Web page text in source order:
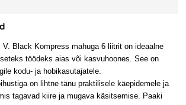
V. Black Kompress mahuga 6 liitrit on ideaalne
töödeks aias või kasvuhoones. See on
kodu- ja hobikasutajatele.
on lihtne tänu praktilisele käepidemele ja
tagavad kiire ja mugava käsitsemise. Paaki